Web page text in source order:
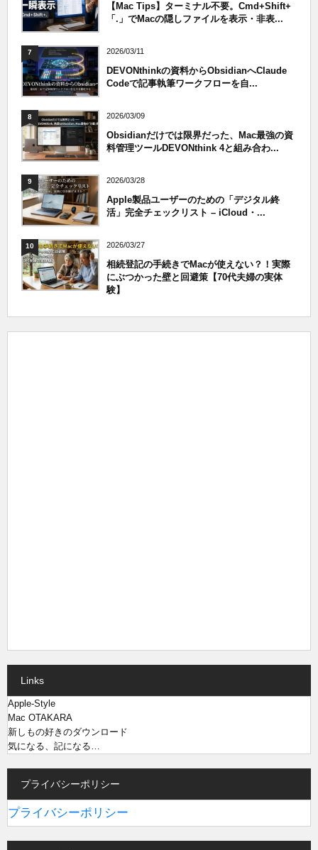
【Mac Tips】ターミナル不要。Cmd+Shift+
「.」でMacの隠しファイルを表示・非表...
7 2026/03/11
DEVONthinkの資料からObsidianへClaude
Codeで記事執筆ワークフローを自...
8 2026/03/09
Obsidianだけでは限界だった、Mac最強の資
料管理ツールDEVONthink 4と組み合わ...
9 2026/03/28
Apple製品ユーザーのための「デジタル終
活」完全チェックリスト – iCloud・...
10 2026/03/27
相続登記の手続きでMacが使えない？！実際
にぶつかった壁と回避策【70代夫婦の実体
験】
Links
Apple-Style
Mac OTAKARA
新しもの好きのダウンロード
気になる、記になる…
プライバシーポリシー
プライバシーポリシー